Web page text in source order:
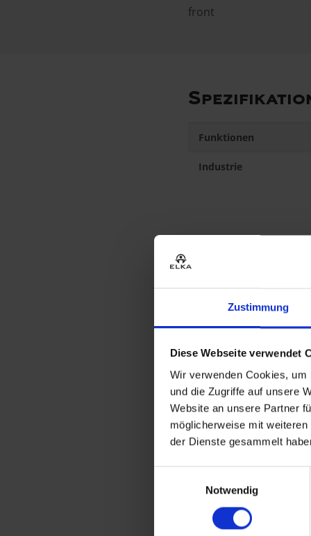
Zustimmung
Diese Webseite verwendet
Wir verwenden Cookies,
und die Zugriffe auf unsere
Website an unsere Partner
möglicherweise mit
der Dienste gesammelt
Notwendig
front
Funktionen
Industrie
Produkttyp
Kompositionen
Hauptmaterial
Futter